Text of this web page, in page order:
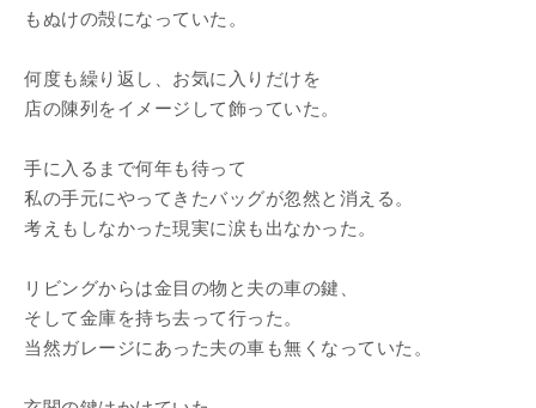
もぬけの殻になっていた。
何度も繰り返し、お気に入りだけを
店の陳列をイメージして飾っていた。
手に入るまで何年も待って
私の手元にやってきたバッグが忽然と消える。
考えもしなかった現実に涙も出なかった。
リビングからは金目の物と夫の車の鍵、
そして金庫を持ち去って行った。
当然ガレージにあった夫の車も無くなっていた。